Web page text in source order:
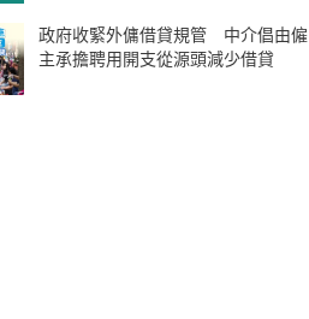
政府收緊外傭借貸規管 中介倡由僱
主承擔聘用開支從源頭減少借貸